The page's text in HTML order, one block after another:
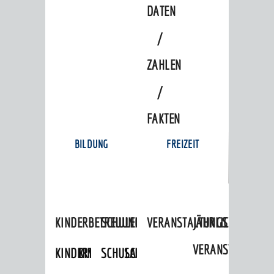
DATEN
/
ZAHLEN
/
FAKTEN
BILDUNG
KINDERBETREUUNG
KINDERTAGESPFLEGE
KINDERKRIPPEN
SCHULEN
SCHULARTEN
SCHULVERWALTUNG
FREIZEIT
VERANSTALTUNGSKALENDER
JÄHRLICHE